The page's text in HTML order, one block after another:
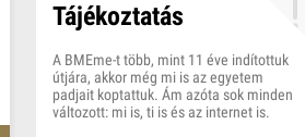
Tájékoztatás
A BMEme-t több, mint 11 éve indítottuk
útjára, akkor még mi is az egyetem
padjait koptattuk. Ám azóta sok minden
változott: mi is, ti is és az internet is.